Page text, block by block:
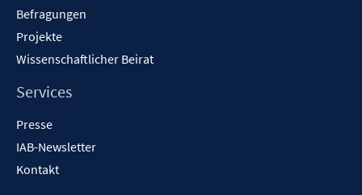
Befragungen
Projekte
Wissenschaftlicher Beirat
Services
Presse
IAB-Newsletter
Kontakt